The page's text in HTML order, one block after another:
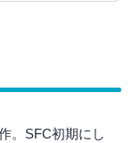
。SFC初期にし